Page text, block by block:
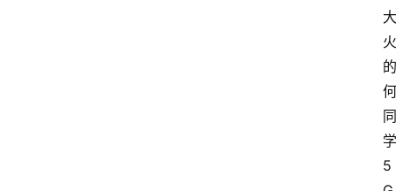
大
火
的
何
同
学
5